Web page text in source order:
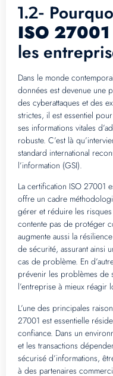
1.2-
ISO 27001
les
Dans le monde
données est devenue une
des cyberattaques et des
strictes, il est essentiel
ses informations vitales
robuste. C’est là
standard international
l’information (GSI).
La certification ISO 27001
offre un cadre
gérer et réduire les
contente pas de protéger
augmente aussi la
de sécurité, assurant ainsi
cas de problème. En
prévenir les problèmes de
l’entreprise à mieux réagir
L’une des principales
27001 est essentielle
confiance. Dans un
et les transactions
sécurisé d’informations,
à des partenaires